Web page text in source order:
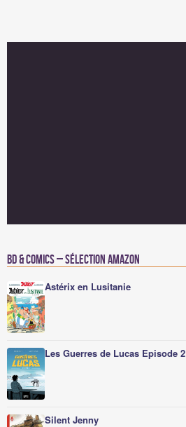
BD & Comics – Sélection Amazon
Astérix en Lusitanie
Les Guerres de Lucas Episode 2
Silent Jenny